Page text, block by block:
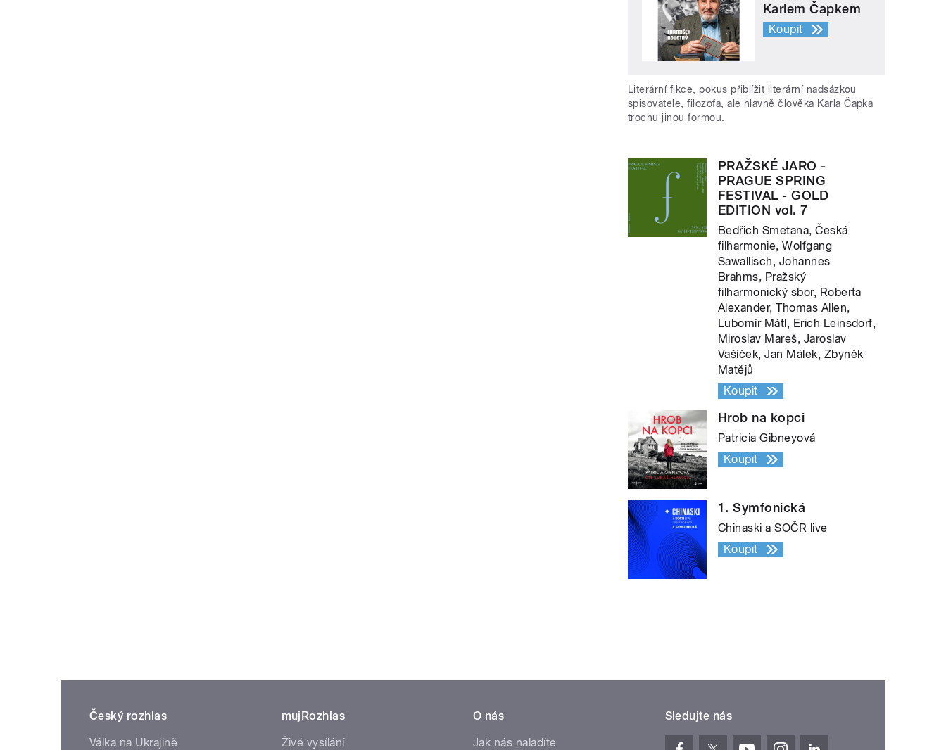
Karlem Čapkem
Koupit
Literární fikce, pokus přiblížit literární nadsázkou
spisovatele, filozofa, ale hlavně člověka Karla Čapka
trochu jinou formou.
PRAŽSKÉ JARO -
PRAGUE SPRING
FESTIVAL - GOLD
EDITION vol. 7
Bedřich Smetana, Česká
filharmonie, Wolfgang
Sawallisch, Johannes
Brahms, Pražský
filharmonický sbor, Roberta
Alexander, Thomas Allen,
Lubomír Mátl, Erich Leinsdorf,
Miroslav Mareš, Jaroslav
Vašíček, Jan Málek, Zbyněk
Matějů
Koupit
Hrob na kopci
Patricia Gibneyová
Koupit
1. Symfonická
Chinaski a SOČR live
Koupit
Český rozhlas
Válka na Ukrajině
mujRozhlas
Živé vysílání
O nás
Jak nás naladíte
Sledujte nás